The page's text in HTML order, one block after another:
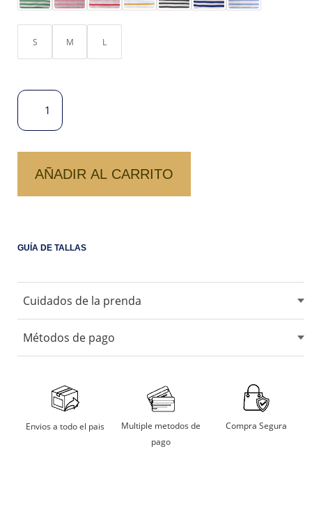
S M L
POLO
COTTON
LISTADO
AÑADIR AL CARRITO
GUÍA DE TALLAS
Cuidados de la prenda
No usar maquina secadora.
Secarlo en sombra.
Planchar a temperatura moderada
Métodos de pago
Aceptamos tarjetas de crédito, débito, transferencias
bancarias y billeteras digitales.
Envios a todo el pais
Multiple metodos de
pago
Compra Segura